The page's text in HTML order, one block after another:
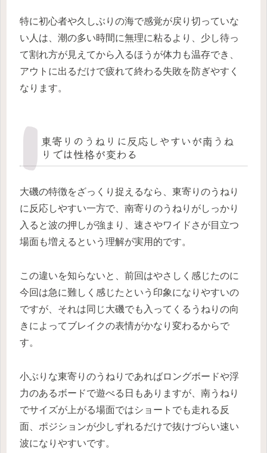
特に初心者や久しぶりの海で感覚が戻り切っていな
い人は、潮の多い時間に無理に粘るより、少し待っ
て割れ方が見えてから入るほうが体力も温存でき、
アウトに出るだけで疲れて終わる失敗を防ぎやすく
なります。
東寄りのうねりに反応しやすいが南うね
りでは性格が変わる
大磯の特徴をざっくり捉えるなら、東寄りのうねり
に反応しやすい一方で、南寄りのうねりがしっかり
入ると波の押しが強まり、速さやワイドさが目立つ
場面も増えるという理解が実用的です。
この違いを知らないと、前回はやさしく感じたのに
今回は急に難しく感じたという印象になりやすいの
ですが、それは同じ大磯でも入ってくるうねりの向
きによってブレイクの表情がかなり変わるからで
す。
小ぶりな東寄りのうねりであればロングボードや浮
力のあるボードで遊べる日もありますが、南うねり
でサイズが上がる場面ではショートでも走れる反
面、ポジションが少しずれるだけで抜けづらい速い
波になりやすいです。